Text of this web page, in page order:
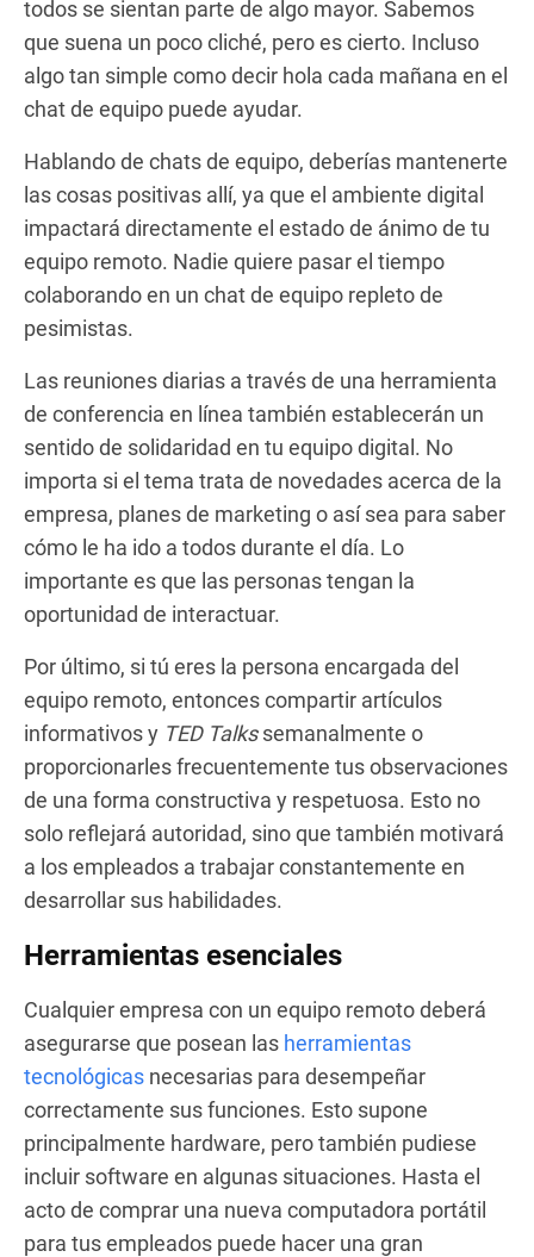
todos se sientan parte de algo mayor. Sabemos
que suena un poco cliché, pero es cierto. Incluso
algo tan simple como decir hola cada mañana en el
chat de equipo puede ayudar.
Hablando de chats de equipo, deberías mantenerte
las cosas positivas allí, ya que el ambiente digital
impactará directamente el estado de ánimo de tu
equipo remoto. Nadie quiere pasar el tiempo
colaborando en un chat de equipo repleto de
pesimistas.
Las reuniones diarias a través de una herramienta
de conferencia en línea también establecerán un
sentido de solidaridad en tu equipo digital. No
importa si el tema trata de novedades acerca de la
empresa, planes de marketing o así sea para saber
cómo le ha ido a todos durante el día. Lo
importante es que las personas tengan la
oportunidad de interactuar.
Por último, si tú eres la persona encargada del
equipo remoto, entonces compartir artículos
informativos y TED Talkssemanalmente o
proporcionarles frecuentemente tus observaciones
de una forma constructiva y respetuosa. Esto no
solo reflejará autoridad, sino que también motivará
a los empleados a trabajar constantemente en
desarrollar sus habilidades.
Herramientas esenciales
Cualquier empresa con un equipo remoto deberá
asegurarse que posean las herramientas
tecnológicas necesarias para desempeñar
correctamente sus funciones. Esto supone
principalmente hardware, pero también pudiese
incluir software en algunas situaciones. Hasta el
acto de comprar una nueva computadora portátil
para tus empleados puede hacer una gran